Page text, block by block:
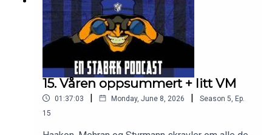
15. Våren oppsummert + litt VM
01:37:03 | Monday, June 8, 2026 | Season 5 Ep.
15